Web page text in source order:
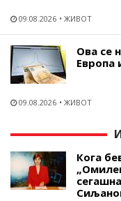
09.08.2026 ЖИВОТ
Ова се
Европа
09.08.2026 ЖИВОТ
Кога